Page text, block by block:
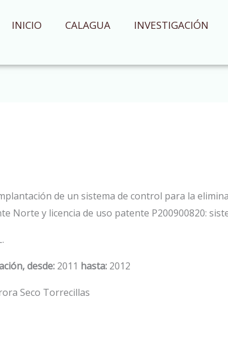
INICIO CALAGUA INVESTIGACIÓN
de un sistema de control para la
Norte y licencia de uso patente P200900820:
desde:2011 hasta:2012
Seco Torrecillas